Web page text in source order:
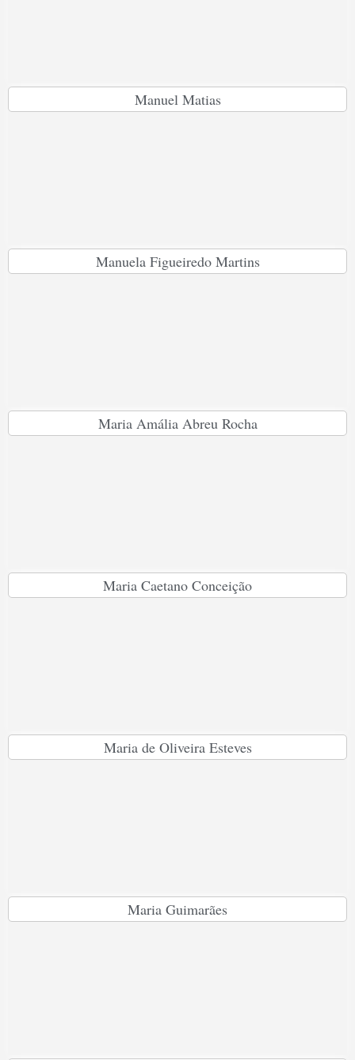
Manuel Matias
Manuela Figueiredo Martins
Maria Amália Abreu Rocha
Maria Caetano Conceição
Maria de Oliveira Esteves
Maria Guimarães